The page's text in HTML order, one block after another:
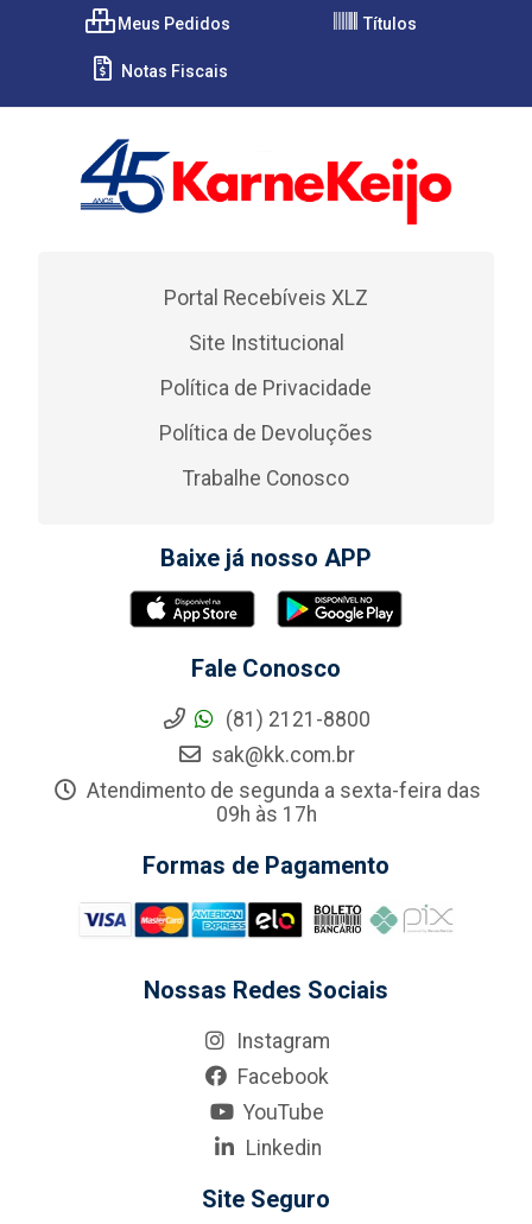
Meus Pedidos Títulos
Notas Fiscais
Portal Recebíveis XLZ
Site Institucional
Política de Privacidade
Política de Devoluções
Trabalhe Conosco
Baixe já nosso APP
Fale Conosco
(81) 2121-8800
sak@kk.com.br
Atendimento de segunda a sexta-feira das
09h às 17h
Formas de Pagamento
Nossas Redes Sociais
Instagram
Facebook
YouTube
Linkedin
Site Seguro